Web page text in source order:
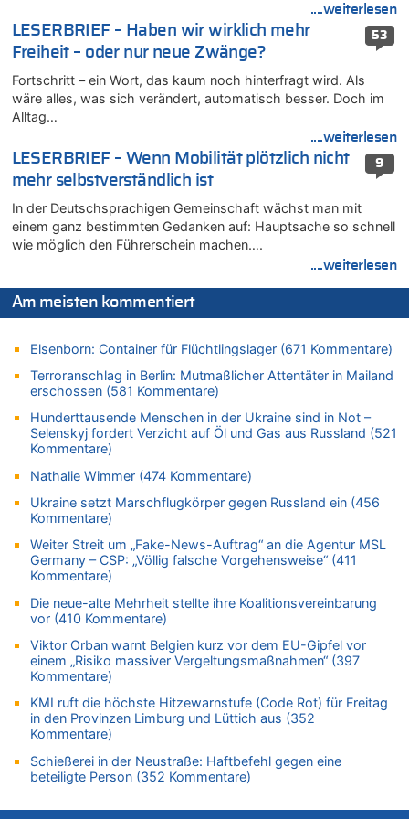
FIFA-Spitze demonstriert Einigkeit trotz Kritik und neuer
Vorwürfe gegen Präsident Gianni Infantino
06.08.2026 - 12:41 von Hugo Egon Bernhard von Sinnen zu
Frau hörte Stimmen aus Haus des verstorbenen Nachbarn
06.08.2026 - 12:36 von Gärlinde zu
Aachen ab 11. August wieder Mekka des Pferdesports –
06.08.2026 - 12:26 von Guido Scholzen zu
Zweite Hitzewelle in diesem Sommer ist jetzt amtlich
06.08.2026 - 12:17 von Sparwasser zu
Zweite Hitzewelle in diesem Sommer ist jetzt amtlich
06.08.2026 - 12:13 von Dax zu
Zweite Hitzewelle in diesem Sommer ist jetzt amtlich
06.08.2026 - 12:13 von Heinz F. zu
Mehrere Menschen in Londons City niedergestochen
Zweite Hitzewelle in diesem Sommer ist jetzt amtlich
06.08.2026 - 12:08 von Medium zu
Frau hörte Stimmen aus Haus des verstorbenen Nachbarn
06.08.2026 - 11:52 von Hubert F. zu
Zweite Hitzewelle in diesem Sommer ist jetzt amtlich
Zweite Hitzewelle in diesem Sommer ist jetzt amtlich
06.08.2026 - 11:42 von Willi Müller zu
Eschweiler: 16-Jähriger soll seine Oma ermordet haben
06.08.2026 - 11:35 von ne Hondsjong zu
Zweite Hitzewelle in diesem Sommer ist jetzt amtlich
06.08.2026 - 11:11 von Dax zu
Wie kam es zur Ceuta-Krise?
06.08.2026 - 10:39 von Mungo zu
Wasserstand des Rheins in NRW so niedrig wie noch nie
06.08.2026 - 10:34 von Ostbelgien Direkt zu
Tessa Wullaert knackt die 100-Tore-Marke für die Red Flames
06.08.2026 - 10:20 von Dax zu
06.08.2026 - 10:18 von Dax zu
....weiterlesen
53
LESERBRIEF – Haben wir wirklich mehr
Freiheit – oder nur neue Zwänge?
Fortschritt – ein Wort, das kaum noch hinterfragt wird. Als
wäre alles, was sich verändert, automatisch besser. Doch im
Alltag…
....weiterlesen
9
LESERBRIEF – Wenn Mobilität plötzlich nicht
mehr selbstverständlich ist
In der Deutschsprachigen Gemeinschaft wächst man mit
einem ganz bestimmten Gedanken auf: Hauptsache so schnell
wie möglich den Führerschein machen….
....weiterlesen
Am meisten kommentiert
Elsenborn: Container für Flüchtlingslager (671 Kommentare)
Terroranschlag in Berlin: Mutmaßlicher Attentäter in Mailand
erschossen (581 Kommentare)
Hunderttausende Menschen in der Ukraine sind in Not –
Selenskyj fordert Verzicht auf Öl und Gas aus Russland (521
Kommentare)
Nathalie Wimmer (474 Kommentare)
Ukraine setzt Marschflugkörper gegen Russland ein (456
Kommentare)
Weiter Streit um „Fake-News-Auftrag“ an die Agentur MSL
Germany – CSP: „Völlig falsche Vorgehensweise“ (411
Kommentare)
Die neue-alte Mehrheit stellte ihre Koalitionsvereinbarung
vor (410 Kommentare)
Viktor Orban warnt Belgien kurz vor dem EU-Gipfel vor
einem „Risiko massiver Vergeltungsmaßnahmen“ (397
Kommentare)
KMI ruft die höchste Hitzewarnstufe (Code Rot) für Freitag
in den Provinzen Limburg und Lüttich aus (352
Kommentare)
Schießerei in der Neustraße: Haftbefehl gegen eine
beteiligte Person (352 Kommentare)